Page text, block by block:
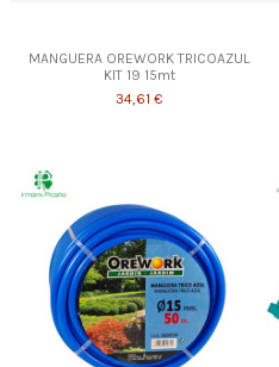
MANGUERA OREWORK TRICOAZUL
KIT 19 15mt
34,61 €